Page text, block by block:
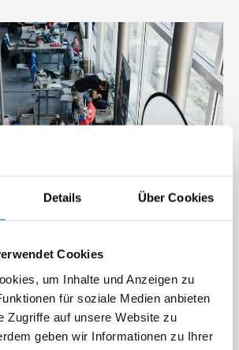
Details Über Cookies
Cookies
um Inhalte und Anzeigen zu
für soziale Medien anbieten
Zugriffe auf unsere Website zu
geben wir Informationen zu Ihrer